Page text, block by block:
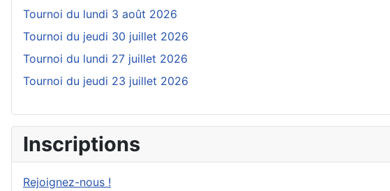
Tournoi du lundi 3 août 2026
Tournoi du jeudi 30 juillet 2026
Tournoi du lundi 27 juillet 2026
Tournoi du jeudi 23 juillet 2026
Inscriptions
Rejoignez-nous !